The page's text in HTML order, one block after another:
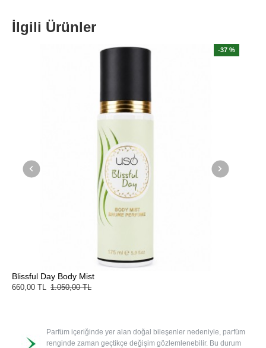
İlgili Ürünler
-37 %
Blissful Day Body Mist
660,00 TL 1.050,00 TL
Parfüm içeriğinde yer alan doğal bileşenler nedeniyle, parfüm
renginde zaman geçtikçe değişim gözlemlenebilir. Bu durum